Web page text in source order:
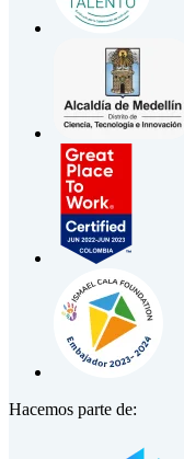
Hacemos parte de: